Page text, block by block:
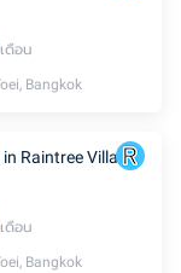
ดือน
Bangkok
Raintree Villa
ดือน
Bangkok